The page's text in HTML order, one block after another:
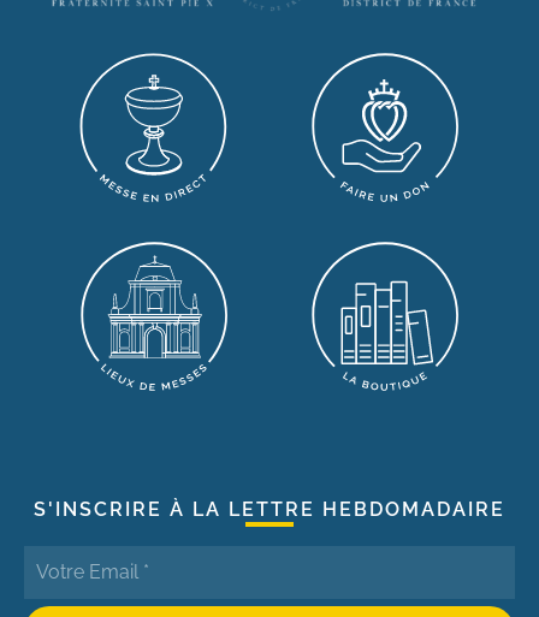
S'INSCRIRE À LA LETTRE HEBDOMADAIRE